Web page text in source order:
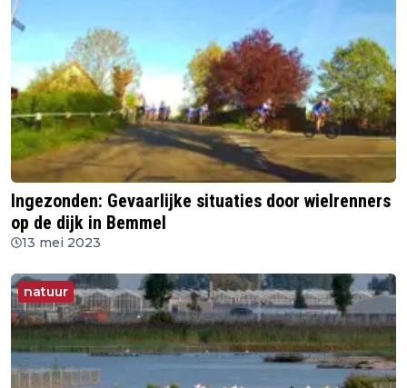
Ingezonden: Gevaarlijke situaties door wielrenners
op de dijk in Bemmel
13 mei 2023
natuur